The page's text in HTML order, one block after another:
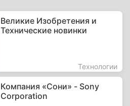
Великие Изобретения и
Технические новинки
Технологии
Компания «Сони» - Sony
Corporation